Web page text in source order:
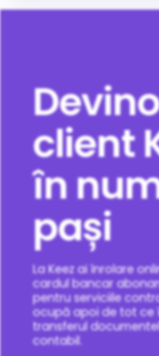
client
în
pași
La Keez ai înrolare
cardul bancar
pentru serviciile
ocupă apoi de tot ce
transferul
contabil.